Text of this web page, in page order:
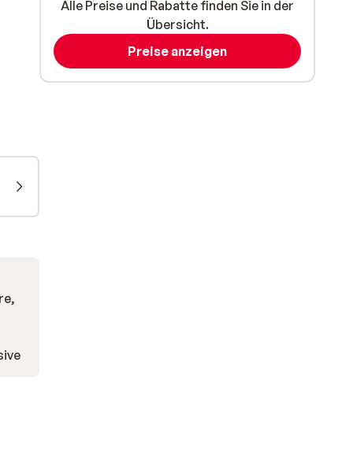
Alle Preise und Rabatte finden Sie in der
Übersicht.
Preise anzeigen